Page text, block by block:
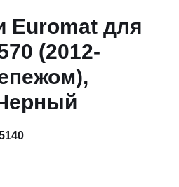
Euromat для
(2012-